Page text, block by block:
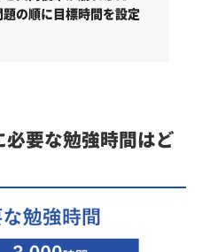
の順に目標時間を設定
要な勉強時間はど